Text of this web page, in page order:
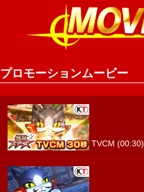
プロモーションムービー
TVCM (00:30)